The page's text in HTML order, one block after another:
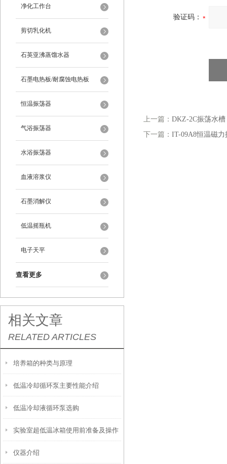
净化工作台
剪切乳化机
石英亚沸蒸馏水器
石墨电热板/耐腐蚀电热板
恒温振荡器
气浴振荡器
水浴振荡器
血液溶浆仪
石墨消解仪
低温摇瓶机
电子天平
查看更多
相关文章
RELATED ARTICLES
培养箱的种类与原理
低温冷却循环泵主要性能介绍
低温冷却液循环泵选购
实验室超低温冰箱使用前准备及操作
注意事项
仪器介绍
验证码：
上一篇： DKZ-2C振荡水槽
下一篇： IT-09A8恒温磁力